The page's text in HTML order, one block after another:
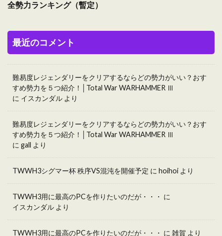
全勢力ランキング（暫定）
最近のコメント
難易度レジェンダリーをクリアするならどの勢力がいい？おす
すめ勢力を５つ紹介！│Total War WARHAMMER Ⅲ
に イスカンダル より
難易度レジェンダリーをクリアするならどの勢力がいい？おす
すめ勢力を５つ紹介！│Total War WARHAMMER Ⅲ
に gall より
TWWH3シグマー杯 秩序VS混沌を開催予定 に hoihoi より
TWWH3用に最高のPCを作りたいのだが・・・ に
イスカンダル より
TWWH3用に最高のPCを作りたいのだが・・・ に 雑賀 より